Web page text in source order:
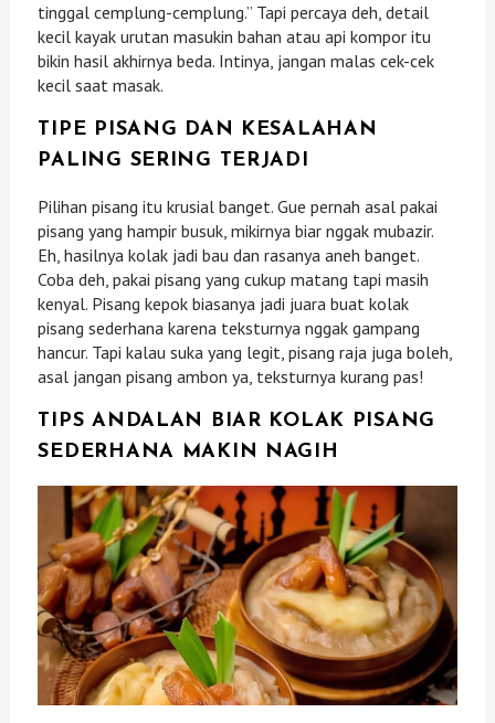
tinggal cemplung-cemplung.” Tapi percaya deh, detail
kecil kayak urutan masukin bahan atau api kompor itu
bikin hasil akhirnya beda. Intinya, jangan malas cek-cek
kecil saat masak.
TIPE PISANG DAN KESALAHAN
PALING SERING TERJADI
Pilihan pisang itu krusial banget. Gue pernah asal pakai
pisang yang hampir busuk, mikirnya biar nggak mubazir.
Eh, hasilnya kolak jadi bau dan rasanya aneh banget.
Coba deh, pakai pisang yang cukup matang tapi masih
kenyal. Pisang kepok biasanya jadi juara buat kolak
pisang sederhana karena teksturnya nggak gampang
hancur. Tapi kalau suka yang legit, pisang raja juga boleh,
asal jangan pisang ambon ya, teksturnya kurang pas!
TIPS ANDALAN BIAR KOLAK PISANG
SEDERHANA MAKIN NAGIH